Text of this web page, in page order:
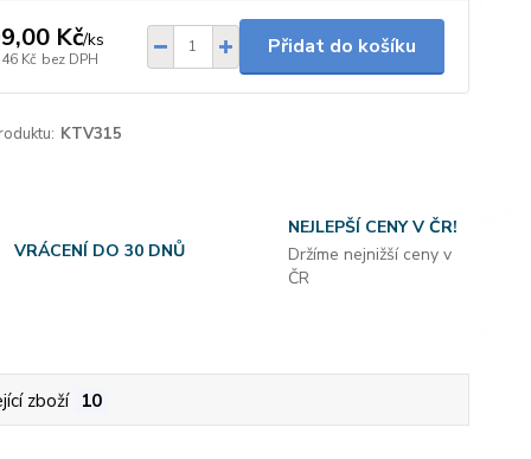
Kč/ks
Kč bez DPH
Přidat do košíku
KTV315
VRÁCENÍ DO 30 DNŮ
NEJLEPŠÍ CENY V ČR!
Držíme nejnižší ceny v
ČR
zboží 10